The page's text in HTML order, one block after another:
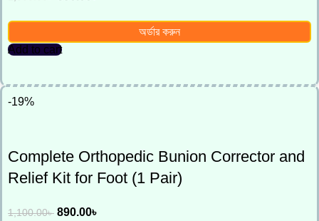
Add to cart
অর্ডার করুন
-19%
Complete Orthopedic Bunion Corrector and
Relief Kit for Foot (1 Pair)
1,100.00৳ 890.00৳